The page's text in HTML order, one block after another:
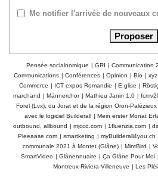
Me notifier l'arrivée de nouveaux
Pensée socialnomique | GRI | Communication
Communications | Conférences | Opinion | Bio |
Commerce | ICT expos Romandie | E.glise |
marchand | Männerchor | Mathieu Janin 1.0 |
Forel (Lvx), du Jorat et de la région Oron-Palézieux
avec le logiciel Builderall | Mein erster Monat
outbound, allbound | mjccd.com | 1fluenzia.com |
Pleeaase.com | smartketing | myBuilderall4you.ch
communale 2021 à Montet (Glâne) | MintBird |
SmartVideo | Glânennuaire | Ça Glâne Pour Moi |
Montreux-Riviera-Villeneuve | Les